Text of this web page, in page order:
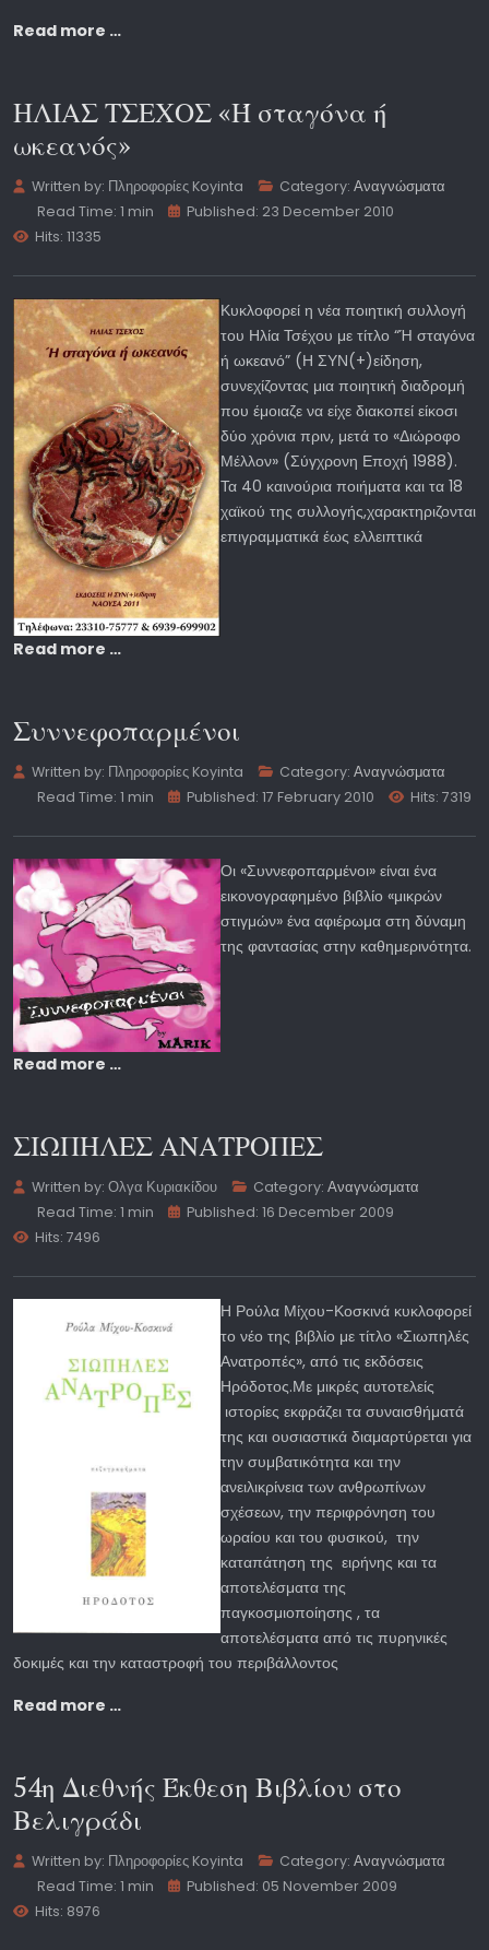
Read more …
ΗΛΙΑΣ ΤΣΕΧΟΣ «Ή σταγόνα ή
ωκεανός»
Written by: Πληροφορίες Koyinta Category:Αναγνώσματα
Read Time: 1 min
Published: 23 December 2010
Hits: 11335
Κυκλοφορεί η νέα ποιητική συλλογή
του Ηλία Τσέχου με τίτλο “Ή σταγόνα
ή ωκεανό” (Η ΣΥΝ(+)είδηση,
συνεχίζοντας μια ποιητική διαδρομή
που έμοιαζε να είχε διακοπεί είκοσι
δύο χρόνια πριν, μετά το «Διώροφο
Μέλλον» (Σύγχρονη Εποχή 1988).
Τα 40 καινούρια ποιήματα και τα 18
χαϊκού της συλλογής,χαρακτηριζονται
επιγραμματικά έως ελλειπτικά
Read more …
Συννεφοπαρμένοι
Written by: Πληροφορίες Koyinta Category:Αναγνώσματα
Read Time: 1 min
Published: 17 February 2010 Hits: 7319
Οι «Συννεφοπαρμένοι» είναι ένα
εικονογραφημένο βιβλίο «μικρών
στιγμών» ένα αφιέρωμα στη δύναμη
της φαντασίας στην καθημερινότητα.
Read more …
ΣΙΩΠΗΛΕΣ ΑΝΑΤΡΟΠΕΣ
Written by:Ολγα Κυριακίδου Category:Αναγνώσματα
Read Time: 1 min
Published: 16 December 2009
Hits: 7496
Η Ρούλα Μίχου-Κοσκινά κυκλοφορεί
το νέο της βιβλίο με τίτλο «Σιωπηλές
Ανατροπές», από τις εκδόσεις
Ηρόδοτος.Με μικρές αυτοτελείς
ιστορίες εκφράζει τα συναισθήματά
της και ουσιαστικά διαμαρτύρεται για
την συμβατικότητα και την
ανειλικρίνεια των ανθρωπίνων
σχέσεων, την περιφρόνηση του
ωραίου και του φυσικού, την
καταπάτηση της ειρήνης και τα
αποτελέσματα της
παγκοσμιοποίησης , τα
αποτελέσματα από τις πυρηνικές
δοκιμές και την καταστροφή του περιβάλλοντος
Read more …
54η Διεθνής Έκθεση Βιβλίου στο
Βελιγράδι
Written by: Πληροφορίες Koyinta Category:Αναγνώσματα
Read Time: 1 min
Published: 05 November 2009
Hits: 8976